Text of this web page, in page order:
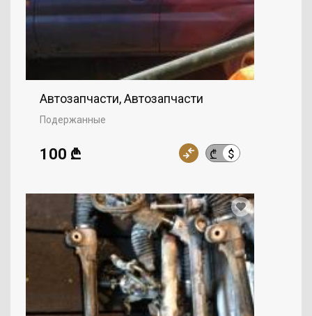
Автозапчасти, Автозапчасти
Подержанные
₾ $
100 ₾